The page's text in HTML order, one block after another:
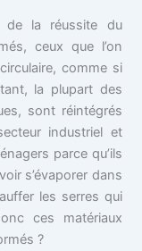
la réussite du
ceux que l’on
comme si
la plupart des
sont réintégrés
industriel et
parce qu’ils
s’évaporer dans
les serres qui
ces matériaux
?